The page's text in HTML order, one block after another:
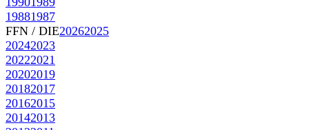
19881987
FFN / DIE20262025
20242023
20222021
20202019
20182017
20162015
20142013